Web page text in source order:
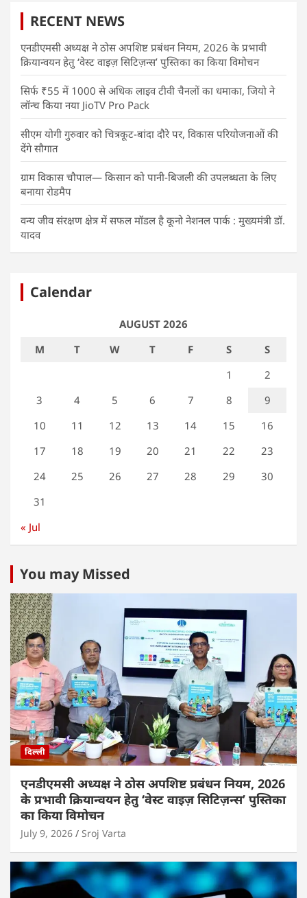
RECENT NEWS
एनडीएमसी अध्यक्ष ने ठोस अपशिष्ट प्रबंधन नियम, 2026 के प्रभावी
क्रियान्वयन हेतु ‘वेस्ट वाइज़ सिटिज़न्स’ पुस्तिका का किया विमोचन
सिर्फ ₹55 में 1000 से अधिक लाइव टीवी चैनलों का धमाका, जियो ने
लॉन्च किया नया JioTV Pro Pack
सीएम योगी गुरुवार को चित्रकूट-बांदा दौरे पर, विकास परियोजनाओं की
देंगे सौगात
ग्राम विकास चौपाल— किसान को पानी-बिजली की उपलब्धता के लिए
बनाया रोडमैप
वन्य जीव संरक्षण क्षेत्र में सफल मॉडल है कूनो नेशनल पार्क : मुख्यमंत्री डॉ.
यादव
Calendar
AUGUST 2026
M
T W T F S
S
1
2
3
4 5 6 7 8
9
10
11 12 13 14 15
16
17
18 19 20 21 22
23
24
25 26 27 28 29
30
31
« Jul
You may Missed
दिल्ली
एनडीएमसी अध्यक्ष ने ठोस अपशिष्ट प्रबंधन नियम, 2026
के प्रभावी क्रियान्वयन हेतु ‘वेस्ट वाइज़ सिटिज़न्स’ पुस्तिका
का किया विमोचन
July 9, 2026 Sroj Varta